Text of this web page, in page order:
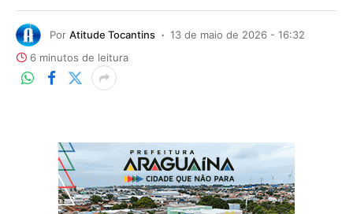
Por Atitude Tocantins
13 de maio de 2026 - 16:32
6 minutos de leitura